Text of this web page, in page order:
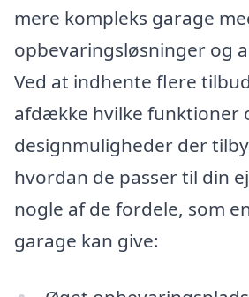
mere kompleks garage
opbevaringsløsninger og
Ved at indhente flere
afdække hvilke funktioner
designmuligheder der
hvordan de passer til din
nogle af de fordele, som
garage kan give: